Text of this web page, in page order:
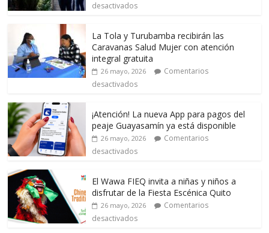
desactivados
La Tola y Turubamba recibirán las
Caravanas Salud Mujer con atención
integral gratuita
26 mayo, 2026
Comentarios
desactivados
¡Atención! La nueva App para pagos del
peaje Guayasamín ya está disponible
26 mayo, 2026
Comentarios
desactivados
El Wawa FIEQ invita a niñas y niños a
disfrutar de la Fiesta Escénica Quito
26 mayo, 2026
Comentarios
desactivados